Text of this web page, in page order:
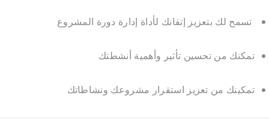
تسمح لك بتعزيز إتقانك لأداة إدارة دورة المشروع
تمكنك من تحسين تأثير وأهمية أنشطتك
تمكينك من تعزيز استقرار مشروعك ونشاطاتك